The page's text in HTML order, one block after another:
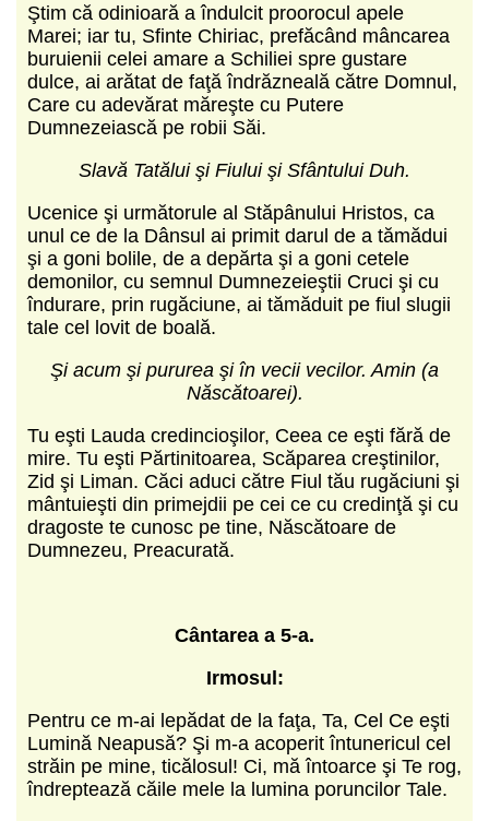
Ştim că odinioară a îndulcit proorocul apele
Marei; iar tu, Sfinte Chiriac, prefăcând mâncarea
buruienii celei amare a Schiliei spre gustare
dulce, ai arătat de faţă îndrăzneală către Domnul,
Care cu adevărat măreşte cu Putere
Dumnezeiască pe robii Săi.
Slavă Tatălui şi Fiului şi Sfântului Duh.
Ucenice şi următorule al Stăpânului Hristos, ca
unul ce de la Dânsul ai primit darul de a tămădui
şi a goni bolile, de a depărta şi a goni cetele
demonilor, cu semnul Dumnezeieştii Cruci şi cu
îndurare, prin rugăciune, ai tămăduit pe fiul slugii
tale cel lovit de boală.
Şi acum şi pururea şi în vecii vecilor. Amin (a
Născătoarei).
Tu eşti Lauda credincioşilor, Ceea ce eşti fără de
mire. Tu eşti Părtinitoarea, Scăparea creştinilor,
Zid şi Liman. Căci aduci către Fiul tău rugăciuni şi
mântuieşti din primejdii pe cei ce cu credinţă şi cu
dragoste te cunosc pe tine, Născătoare de
Dumnezeu, Preacurată.
Cântarea a 5-a.
Irmosul:
Pentru ce m-ai lepădat de la faţa, Ta, Cel Ce eşti
Lumină Neapusă? Şi m-a acoperit întunericul cel
străin pe mine, ticălosul! Ci, mă întoarce şi Te rog,
îndreptează căile mele la lumina poruncilor Tale.